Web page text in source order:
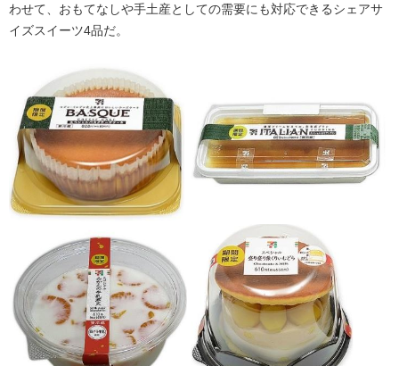
わせて、おもてなしや手土産としての需要にも対応できるシェアサ
イズスイーツ4品だ。